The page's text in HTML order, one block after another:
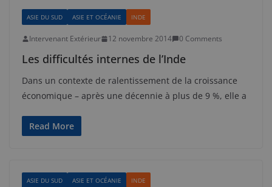
ASIE DU SUD ASIE ET OCÉANIE INDE
Intervenant Extérieur 12 novembre 2014 0 Comments
Les difficultés internes de l’Inde
Dans un contexte de ralentissement de la croissance
économique – après une décennie à plus de 9 %, elle a
Read More
ASIE DU SUD ASIE ET OCÉANIE INDE